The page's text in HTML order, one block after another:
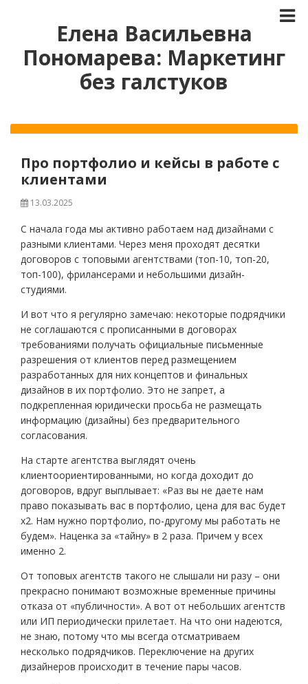
Елена Васильевна
Пономарева: Маркетинг
без галстуков
Про портфолио и кейсы в работе с
клиентами
13.03.2025
С начала года мы активно работаем над дизайнами с
разными клиентами. Через меня проходят десятки
договоров с топовыми агентствами (топ-10, топ-20,
топ-100), фрилансерами и небольшими дизайн-
студиями.
И вот что я регулярно замечаю: некоторые подрядчики
не соглашаются с прописанными в договорах
требованиями получать официальные письменные
разрешения от клиентов перед размещением
разработанных для них концептов и финальных
дизайнов в их портфолио. Это не запрет, а
подкрепленная юридически просьба не размещать
информацию (дизайны) без предварительного
согласования.
На старте агентства выглядят очень
клиентоориентированными, но когда доходит до
договоров, вдруг выплывает: «Раз вы не даете нам
право показывать вас в портфолио, цена для вас будет
х2. Нам нужно портфолио, по-другому мы работать не
будем». Наценка за «тайну» в 2 раза. Причем у всех
именно 2.
От топовых агентств такого не слышали ни разу – они
прекрасно понимают возможные временные причины
отказа от «публичности». А вот от небольших агентств
или ИП периодически прилетает. На что они надеются,
не знаю, потому что мы всегда отсматриваем
несколько подрядчиков. Переключение на других
дизайнеров происходит в течение пары часов.